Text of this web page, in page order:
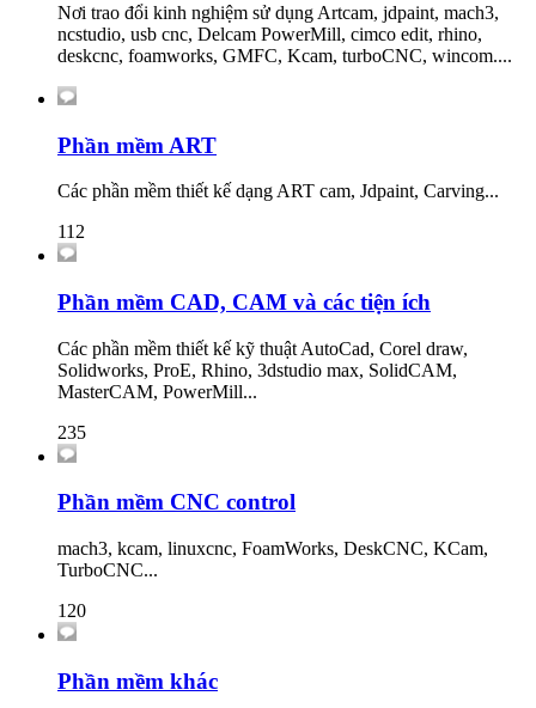
Nơi trao đổi kinh nghiệm sử dụng Artcam, jdpaint, mach3,
ncstudio, usb cnc, Delcam PowerMill, cimco edit, rhino,
deskcnc, foamworks, GMFC, Kcam, turboCNC, wincom....
Phần mềm ART
Các phần mềm thiết kế dạng ART cam, Jdpaint, Carving...
112
Phần mềm CAD, CAM và các tiện ích
Các phần mềm thiết kế kỹ thuật AutoCad, Corel draw,
Solidworks, ProE, Rhino, 3dstudio max, SolidCAM,
MasterCAM, PowerMill...
235
Phần mềm CNC control
mach3, kcam, linuxcnc, FoamWorks, DeskCNC, KCam,
TurboCNC...
120
Phần mềm khác